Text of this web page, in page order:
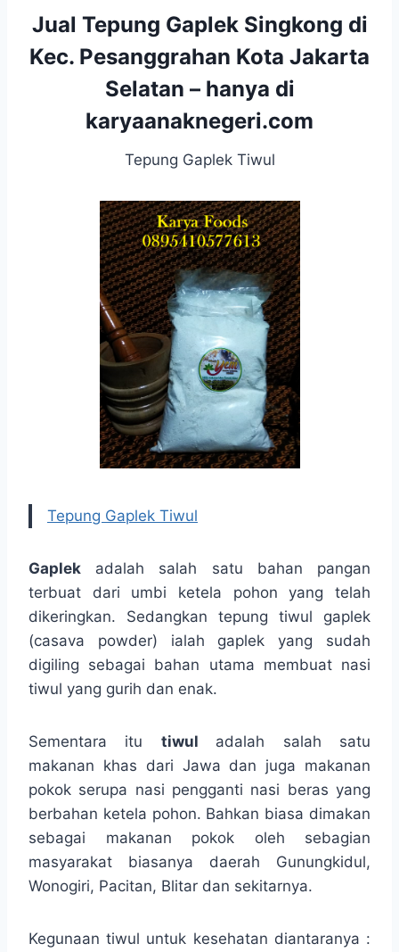
Jual Tepung Gaplek Singkong di
Kec. Pesanggrahan Kota Jakarta
Selatan – hanya di
karyaanaknegeri.com
Tepung Gaplek Tiwul
Tepung Gaplek Tiwul
Gaplek adalah salah satu bahan pangan
terbuat dari umbi ketela pohon yang telah
dikeringkan. Sedangkan tepung tiwul gaplek
(casava powder) ialah gaplek yang sudah
digiling sebagai bahan utama membuat nasi
tiwul yang gurih dan enak.
Sementara itu tiwul adalah salah satu
makanan khas dari Jawa dan juga makanan
pokok serupa nasi pengganti nasi beras yang
berbahan ketela pohon. Bahkan biasa dimakan
sebagai makanan pokok oleh sebagian
masyarakat biasanya daerah Gunungkidul,
Wonogiri, Pacitan, Blitar dan sekitarnya.
Kegunaan tiwul untuk kesehatan diantaranya :